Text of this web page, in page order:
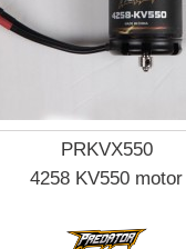
PRKVX550
4258 KV550 motor